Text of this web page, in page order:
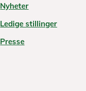
Nyheter
Ledige stillinger
Presse